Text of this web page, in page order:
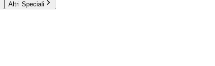
Altri Speciali